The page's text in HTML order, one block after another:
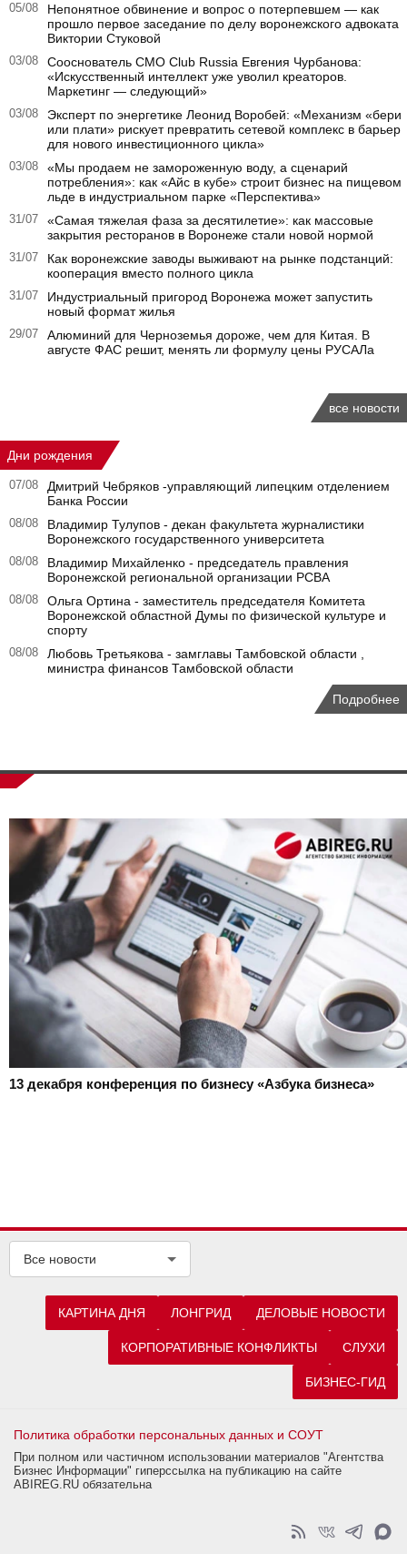
05/08
Непонятное обвинение и вопрос о потерпевшем — как
прошло первое заседание по делу воронежского адвоката
Виктории Стуковой
03/08
Сооснователь CMO Club Russia Евгения Чурбанова:
«Искусственный интеллект уже уволил креаторов.
Маркетинг — следующий»
03/08
Эксперт по энергетике Леонид Воробей: «Механизм «бери
или плати» рискует превратить сетевой комплекс в барьер
для нового инвестиционного цикла»
03/08
«Мы продаем не замороженную воду, а сценарий
потребления»: как «Айс в кубе» строит бизнес на пищевом
льде в индустриальном парке «Перспектива»
31/07
«Самая тяжелая фаза за десятилетие»: как массовые
закрытия ресторанов в Воронеже стали новой нормой
31/07
Как воронежские заводы выживают на рынке подстанций:
кооперация вместо полного цикла
31/07
Индустриальный пригород Воронежа может запустить
новый формат жилья
29/07
Алюминий для Черноземья дороже, чем для Китая. В
августе ФАС решит, менять ли формулу цены РУСАЛа
все новости
Дни рождения
07/08
Дмитрий Чебряков -управляющий липецким отделением
Банка России
08/08
Владимир Тулупов - декан факультета журналистики
Воронежского государственного университета
08/08
Владимир Михайленко - председатель правления
Воронежской региональной организации РСВА
08/08
Ольга Ортина - заместитель председателя Комитета
Воронежской областной Думы по физической культуре и
спорту
08/08
Любовь Третьякова - замглавы Тамбовской области ,
министра финансов Тамбовской области
Подробнее
13 декабря конференция по бизнесу «Азбука бизнеса»
Все новости
КАРТИНА ДНЯ ЛОНГРИД ДЕЛОВЫЕ НОВОСТИ
КОРПОРАТИВНЫЕ КОНФЛИКТЫ СЛУХИ
БИЗНЕС-ГИД
Политика обработки персональных данных и СОУТ
При полном или частичном использовании материалов "Агентства
Бизнес Информации" гиперссылка на публикацию на сайте
ABIREG.RU обязательна